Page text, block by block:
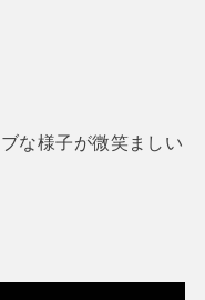
な様子が微笑ましい